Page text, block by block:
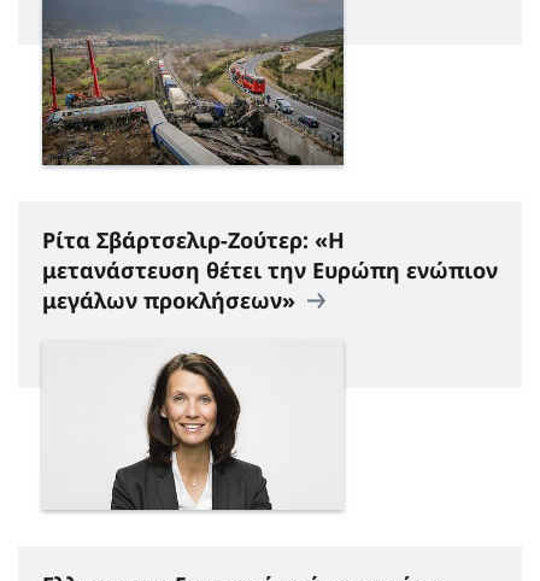
Ρίτα Σβάρτσελιρ-Ζούτερ: «H
μετανάστευση θέτει την Ευρώπη ενώπιον
μεγάλων προκλήσεων»